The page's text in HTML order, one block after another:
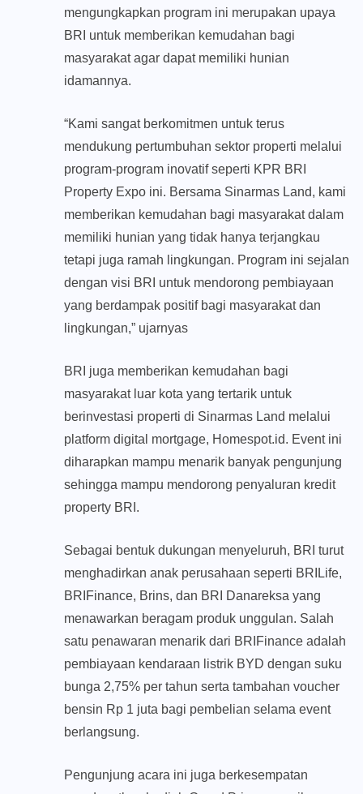
mengungkapkan program ini merupakan upaya
BRI untuk memberikan kemudahan bagi
masyarakat agar dapat memiliki hunian
idamannya.
“Kami sangat berkomitmen untuk terus
mendukung pertumbuhan sektor properti melalui
program-program inovatif seperti KPR BRI
Property Expo ini. Bersama Sinarmas Land, kami
memberikan kemudahan bagi masyarakat dalam
memiliki hunian yang tidak hanya terjangkau
tetapi juga ramah lingkungan. Program ini sejalan
dengan visi BRI untuk mendorong pembiayaan
yang berdampak positif bagi masyarakat dan
lingkungan,” ujarnyas
BRI juga memberikan kemudahan bagi
masyarakat luar kota yang tertarik untuk
berinvestasi properti di Sinarmas Land melalui
platform digital mortgage, Homespot.id. Event ini
diharapkan mampu menarik banyak pengunjung
sehingga mampu mendorong penyaluran kredit
property BRI.
Sebagai bentuk dukungan menyeluruh, BRI turut
menghadirkan anak perusahaan seperti BRILife,
BRIFinance, Brins, dan BRI Danareksa yang
menawarkan beragam produk unggulan. Salah
satu penawaran menarik dari BRIFinance adalah
pembiayaan kendaraan listrik BYD dengan suku
bunga 2,75% per tahun serta tambahan voucher
bensin Rp 1 juta bagi pembelian selama event
berlangsung.
Pengunjung acara ini juga berkesempatan